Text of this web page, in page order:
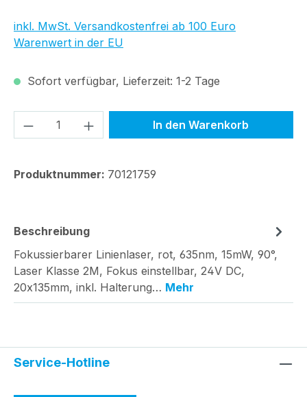
inkl. MwSt. Versandkostenfrei ab 100 Euro
Warenwert in der EU
Sofort verfügbar, Lieferzeit: 1-2 Tage
Produkt Anzahl: Gib denIn den Warenkorb
Produktnummer: 70121759
Beschreibung
Fokussierbarer Linienlaser, rot, 635nm, 15mW, 90°,
Laser Klasse 2M, Fokus einstellbar, 24V DC,
20x135mm, inkl. Halterung… Mehr
Service-Hotline